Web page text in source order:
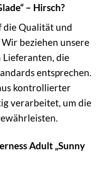
– Hirsch?
die Qualität und
beziehen unsere
die
entsprechen.
kontrollierter
verarbeitet, um die
Adult „Sunny